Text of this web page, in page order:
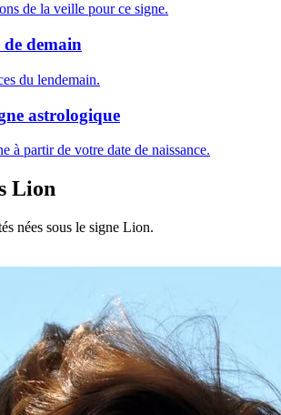
de la veille pour ce signe.
demain
du lendemain.
astrologique
à partir de votre date de naissance.
Lion
nées sous le signe Lion.